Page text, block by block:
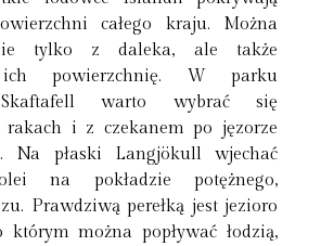
całego kraju. Można
tylko z daleka, ale także
ich powierzchnię. W parku
warto wybrać się
i z czekanem po jęzorze
Na płaski Langjökull wjechać
na pokładzie potężnego,
Prawdziwą perełką jest jezioro
którym można popływać łodzią,